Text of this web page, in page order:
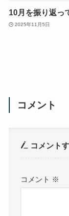
10月を振り返っ
2025年11月5日
コメント
コメント
コメント ※